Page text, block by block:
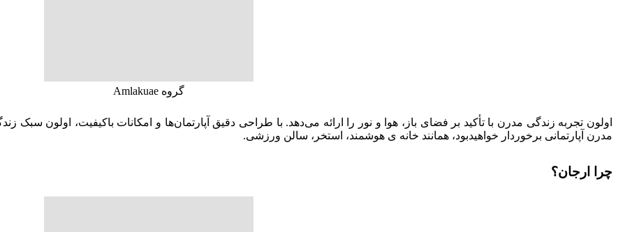
گروه Amlakuae
اولون تجربه زندگی مدرن با تأکید بر فضای باز، هوا و نور را ارائه می‌دهد. با طراحی دقیق آپارتمان‌ها و امکانات باکیفیت، اولون
مدرن آپارتمانی برخوردار خواهیدبود، همانند خانه ی هوشمند، استخر، سالن ورزشی.
چرا ارجان؟